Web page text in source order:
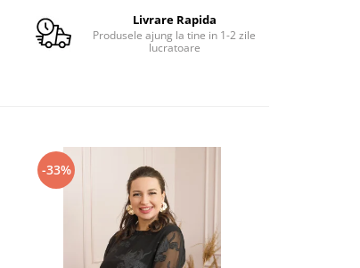
Livrare Rapida
Produsele ajung la tine in 1-2 zile
lucratoare
-33%